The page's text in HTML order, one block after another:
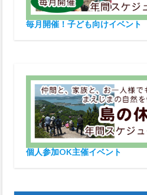
毎月開催！子ども向けイベント
個人参加OK主催イベント